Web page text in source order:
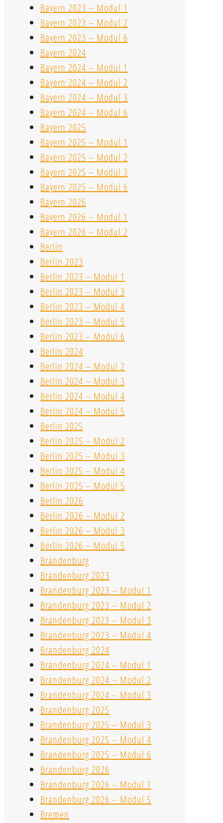
Bayern 2023 – Modul 1
Bayern 2023 – Modul 2
Bayern 2023 – Modul 6
Bayern 2024
Bayern 2024 – Modul 1
Bayern 2024 – Modul 2
Bayern 2024 – Modul 3
Bayern 2024 – Modul 6
Bayern 2025
Bayern 2025 – Modul 1
Bayern 2025 – Modul 2
Bayern 2025 – Modul 3
Bayern 2025 – Modul 6
Bayern 2026
Bayern 2026 – Modul 1
Bayern 2026 – Modul 2
Berlin
Berlin 2023
Berlin 2023 – Modul 1
Berlin 2023 – Modul 3
Berlin 2023 – Modul 4
Berlin 2023 – Modul 5
Berlin 2023 – Modul 6
Berlin 2024
Berlin 2024 – Modul 2
Berlin 2024 – Modul 3
Berlin 2024 – Modul 4
Berlin 2024 – Modul 5
Berlin 2025
Berlin 2025 – Modul 2
Berlin 2025 – Modul 3
Berlin 2025 – Modul 4
Berlin 2025 – Modul 5
Berlin 2026
Berlin 2026 – Modul 2
Berlin 2026 – Modul 3
Berlin 2026 – Modul 5
Brandenburg
Brandenburg 2023
Brandenburg 2023 – Modul 1
Brandenburg 2023 – Modul 2
Brandenburg 2023 – Modul 3
Brandenburg 2023 – Modul 4
Brandenburg 2024
Brandenburg 2024 – Modul 1
Brandenburg 2024 – Modul 2
Brandenburg 2024 – Modul 3
Brandenburg 2025
Brandenburg 2025 – Modul 3
Brandenburg 2025 – Modul 4
Brandenburg 2025 – Modul 6
Brandenburg 2026
Brandenburg 2026 – Modul 1
Brandenburg 2026 – Modul 5
Bremen